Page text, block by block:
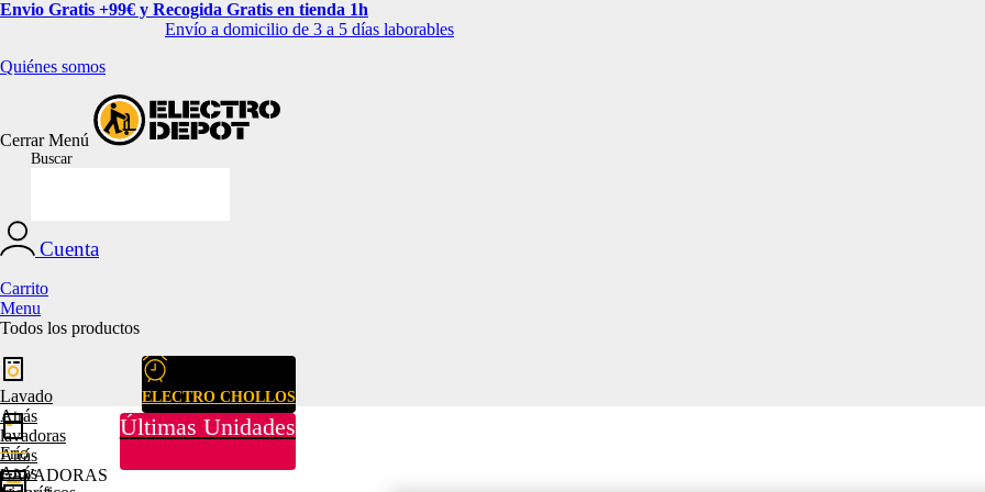
Envio Gratis +99€ y Recogida Gratis en tienda 1h
Envío a domicilio de 3 a 5 días laborables
Quiénes somos
CerrarMenú
Buscar
Cuenta
Carrito
Menu
Todos los productos
ELECTRO CHOLLOS
Últimas Unidades
Lavado
Atrás
lavadoras
Atrás
LAVADORAS
Frío
Atrás